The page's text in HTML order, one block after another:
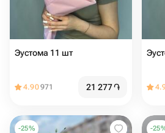
Эустома 11 шт
4.90971 21 277֏
-25% -25